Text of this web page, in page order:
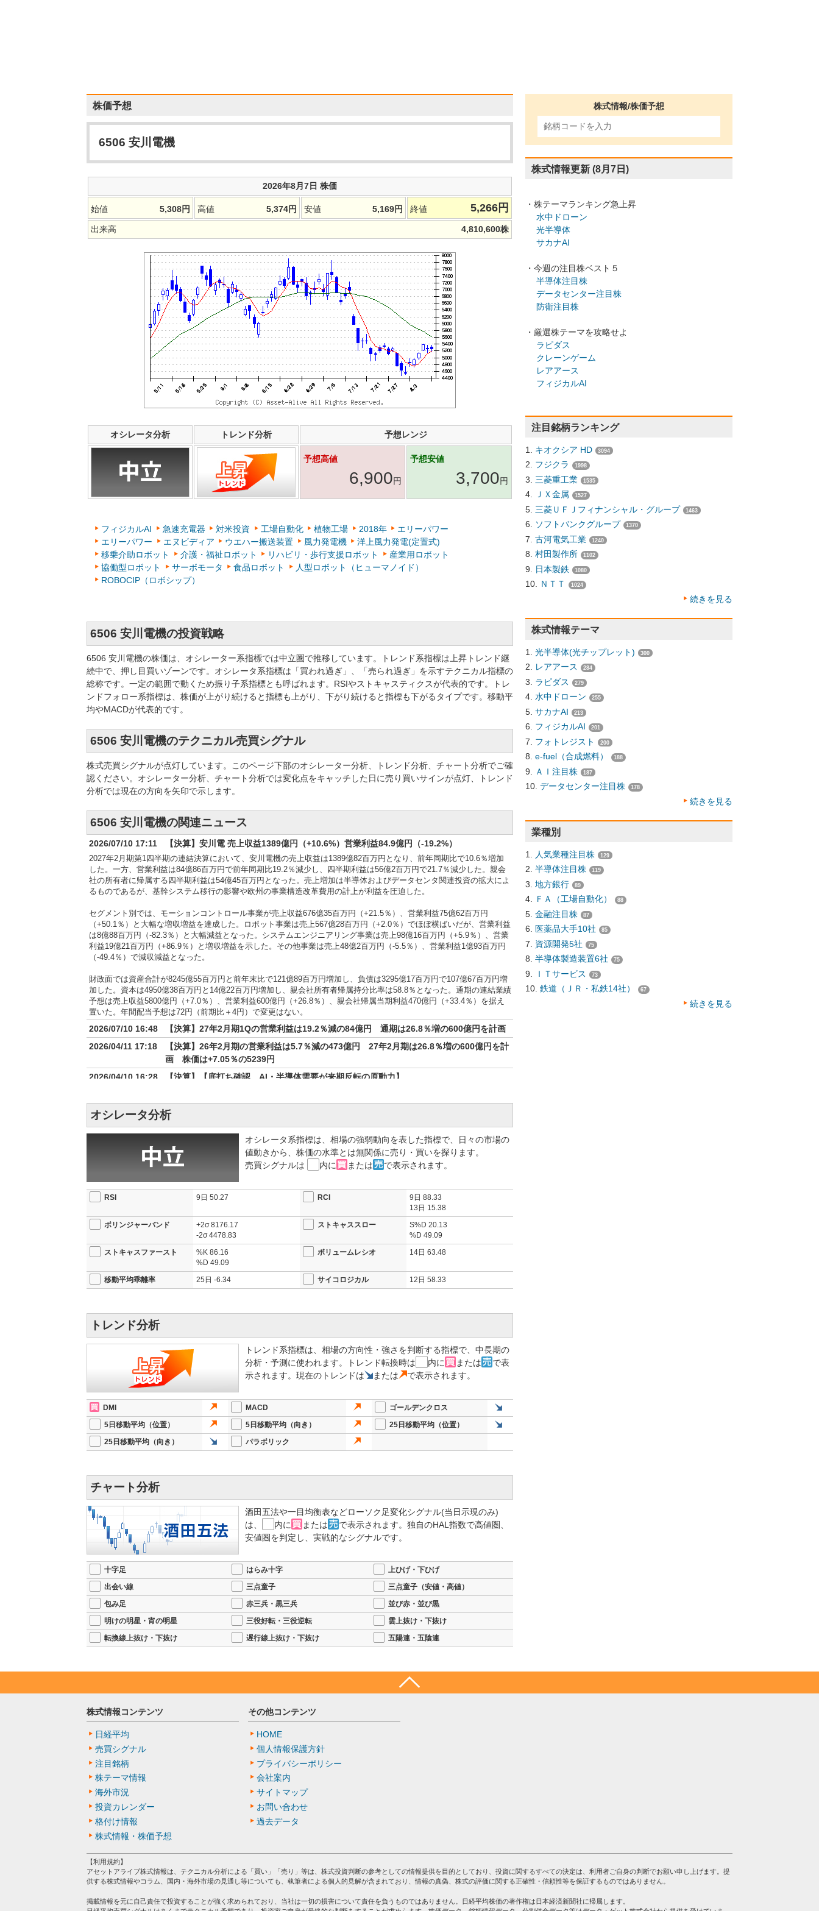
株価予想
6506 安川電機
2026年8月7日 株価
始値 5,308円 高値 5,374円 安値 5,169円 終値 5,266 円
出来高 4,810,600株
オシレータ分析 トレンド分析 予想レンジ
予想高値
6,900円
予想安値
3,700円
フィジカルAI 急速充電器 対米投資 工場自動化 植物工場 2018年
エリーパワー
エリーパワー
エヌビディア ウエハー搬送装置 風力発電機
洋上風力発電(定置式)
移乗介助ロボット
介護・福祉ロボット リハビリ・歩行支援ロボット
産業用ロボット
協働型ロボット
サーボモータ 食品ロボット
人型ロボット（ヒューマノイド）
ROBOCIP（ロボシップ）
6506 安川電機の投資戦略
6506 安川電機の株価は、オシレーター系指標では中立圏で推移しています。トレンド系指標は上昇トレンド継
続中で、押し目買いゾーンです。オシレータ系指標は「買われ過ぎ」、「売られ過ぎ」を示すテクニカル指標の
総称です。一定の範囲で動くため振り子系指標とも呼ばれます。RSIやストキャスティクスが代表的です。トレ
ンドフォロー系指標は、株価が上がり続けると指標も上がり、下がり続けると指標も下がるタイプです。移動平
均やMACDが代表的です。
6506 安川電機のテクニカル売買シグナル
株式売買シグナルが点灯しています。このページ下部のオシレーター分析、トレンド分析、チャート分析でご確
認ください。オシレーター分析、チャート分析では変化点をキャッチした日に売り買いサインが点灯、トレンド
分析では現在の方向を矢印で示します。
6506 安川電機の関連ニュース
2026/07/10 17:11 【決算】安川電 売上収益1389億円（+10.6%）営業利益84.9億円（-19.2%）
2027年2月期第1四半期の連結決算において、安川電機の売上収益は1389億82百万円となり、前年同期比で10.6％増加
した。一方、営業利益は84億86百万円で前年同期比19.2％減少し、四半期利益は56億2百万円で21.7％減少した。親会
社の所有者に帰属する四半期利益は54億45百万円となった。売上増加は半導体およびデータセンタ関連投資の拡大によ
るものであるが、基幹システム移行の影響や欧州の事業構造改革費用の計上が利益を圧迫した。
セグメント別では、モーションコントロール事業が売上収益676億35百万円（+21.5％）、営業利益75億62百万円
（+50.1％）と大幅な増収増益を達成した。ロボット事業は売上567億28百万円（+2.0％）でほぼ横ばいだが、営業利益
は8億88百万円（-82.3％）と大幅減益となった。システムエンジニアリング事業は売上98億16百万円（+5.9％）、営業
利益19億21百万円（+86.9％）と増収増益を示した。その他事業は売上48億2百万円（-5.5％）、営業利益1億93百万円
（-49.4％）で減収減益となった。
財政面では資産合計が8245億55百万円と前年末比で121億89百万円増加し、負債は3295億17百万円で107億67百万円増
加した。資本は4950億38百万円と14億22百万円増加し、親会社所有者帰属持分比率は58.8％となった。通期の連結業績
予想は売上収益5800億円（+7.0％）、営業利益600億円（+26.8％）、親会社帰属当期利益470億円（+33.4％）を据え
置いた。年間配当予想は72円（前期比＋4円）で変更はない。
2026/07/10 16:48
【決算】27年2月期1Qの営業利益は19.2％減の84億円 通期は26.8％増の600億円を計画
2026/04/11 17:18
【決算】26年2月期の営業利益は5.7％減の473億円 27年2月期は26.8％増の600億円を計
画 株価は+7.05％の5239円
2026/04/10 16:28
【決算】【底打ち確認、AI・半導体需要が来期反転の原動力】
（同△5.7%）と2期連続の減益となった。最終利益は前期に計上した関連会社株式売却益の反動もあって352億円と前
期比38%の大幅減益。数字だけ見れば決して明るい内容ではない。市場もこの結果を「想定内」と受け止めつつ、決算
費の増加が利益を圧迫したことが、引き続き重荷として意識されている。
市場が注目したのは翌期の業績予想だ。2027年2月期は売上収益5,800億円（＋7.0%）、営業利益600億円（＋26.8%）
と力強い増収増益計画を示した。AI・半導体関連の旺盛な需要を背景に足元の受注が好調と明記しており、モーション
（前期68円）に増額する方針で、株主還元の改善姿勢も示した。
今期の低迷は前期一時利益の剥落と自動車投資の停滞が主因であり、本業の収益基盤は崩れていない。来期の増益率
26%という予想が達成できるかどうかが、株価が本格回復に向かえるかのカギを握る。AI・半導体というテーマの強さ
が追い風である一方、米国関税政策の不透明感は依然リスク要因として残る。
※本記事は情報提供を目的としており、特定銘柄の売買を推奨するものではありません。投資判断はご自身の責任でお
2026/01/09 17:03
【決算】26年2月期3Qの営業利益は3.3％減の331億円 通期は4.3％減の480億円を計画
2025/12/02 15:47
【注目銘柄】ソフトバンクとフィジカルAI領域での協業に合意 株価は+4.67％の4212円
2025/10/22 16:05
の製造プラットフォームの開発・提供を行う合弁会社セラファを設立 株価は+4.8％の
4561円
2025/10/07 10:52
【注目銘柄】自律型ロボット開発で主導、エヌビディア・富士通と協業へ
（6506）安川電機は、米エヌビディアと富士通と連携し、製造現場でロボットを自律的に動かす人工知能（AI）基盤の
開発に乗り出す。世界的な産業用ロボットのリーディングカンパニーである同社が主導し、両社の先端技術と融合する
ことで実用化を加速する考えだ。自律的に環境を認識し最適行動をとるロボットを生み出し、スマートファクトリー化
や人手不足対応に道を開く。
従来の産業用ロボットは定められたプログラム通りに動作するのが中心だったが、AIを活用することで複雑な現場の変
い。
さらに、ヒト型ロボットを開発するスタートアップの東京ロボティクスを買収した。同社のToroboは、製造業、物流
業、サービス業など、さまざまな分野での活用を想定したヒューマノイドロボット。
最新の2026年2月期第2四半期累計（3〜8月）決算は、売上収益2,602億円（前年同期比0.5％減）、営業利益233億円
（同1.8％増）、純利益182億円（同2.2％増） となった。売上は横ばいながらも、利益はコスト抑制効果で微増を確保
した。
通期業績予想については、従来の「売上収益5,150億円、営業利益430億円、純利益330億円」から、売上収益5,250億
円、営業利益480億円、純利益370億円 へと上方修正した。円安や利益率改善を織り込んだ慎重ながらも前向きな修正
である。
今回の協業は、安川電機が培ってきたロボット分野の知見を軸に、AI分野の世界的リーダーを巻き込みながら新たな産
業標準を打ち立てる試みといえる。製造現場の進化をリードし、国内外での存在感をさらに高める契機となりそうだ。
2025/10/03 16:21
【上方修正】通期営業利益430億円→480億円 上期実績や足元の需要環境などを考慮 株
ＡＩに続く投資テーマとして、産業用ロボットへの注目が高まる中、（6506）安川電機はその中核を担う企業の一つ
小幅減収ながら営業利益は増加した。生産稼働率の改善や内製化の推進が収益性向上に寄与した。
需要面では、中国や韓国の自動車分野で大型案件が進行し、国内の一般産業向けも底堅い。特にEV関連や半導体製造
装置向けでは、溶接・搬送など多様な工程に対応可能な「Motoman」シリーズが好調だ。海外展開も順調で、欧州やア
ジア市場でのシェア拡大を視野に入れている。
通期の業績見通しは、売上収益を5,500億円から5,150億円へ、営業利益を600億円から430億円へと下方修正した。米国
の関税政策など外部要因が影響しているが、ロボット事業自体は増益基調を維持しており、中長期の成長余地は大き
い。
など高成長市場への提案を強化している。また、i3-Mechatronicsコンセプトに基づき、工場全体の生産効率向上や品質
安定化を実現するソリューションを拡充している。
を武器に、長期的な成長シナリオを描ける状況にある。
オシレータ分析
オシレータ系指標は、相場の強弱動向を表した指標で、日々の市場の
値動きから、株価の水準とは無関係に売り・買いを探ります。
売買シグナルは
内に または で表示されます。
RSI 9日 50.27 RCI 9日 88.33
13日 15.38
ボリンジャーバンド
+2σ8176.17
-2σ4478.83
ストキャススロー S%D 20.13
%D 49.09
ストキャスファースト
%K 86.16
%D 49.09
ボリュームレシオ 14日 63.48
移動平均乖離率 25日 -6.34 サイコロジカル 12日 58.33
トレンド分析
トレンド系指標は、相場の方向性・強さを判断する指標で、中長期の
分析・予測に使われます。トレンド転換時は
内に または
で表
示されます。現在のトレンドは
または で表示されます。
DMI MACD
ゴールデンクロス
5日移動平均（位置）
5日移動平均（向き）
25日移動平均（位置）
25日移動平均（向き）
パラボリック
チャート分析
酒田五法や一目均衡表などローソク足変化シグナル(当日示現のみ)
は、
内に または
で表示されます。独自のHAL指数で高値圏、
安値圏を判定し、実戦的なシグナルです。
十字足 はらみ十字
上ひげ・下ひげ
出会い線
三点童子
三点童子（安値・高値）
包み足
赤三兵・黒三兵
並び赤・並び黒
明けの明星・宵の明星
三役好転・三役逆転
雲上抜け・下抜け
転換線上抜け・下抜け
遅行線上抜け・下抜け 五陽連・五陰連
株式情報/株価予想
株式情報更新 (8月7日)
・株テーマランキング急上昇
水中ドローン
光半導体
サカナAI
・今週の注目株ベスト５
半導体注目株
データセンター注目株
防衛注目株
・厳選株テーマを攻略せよ
ラピダス
クレーンゲーム
レアアース
フィジカルAI
注目銘柄ランキング
キオクシア HD 3094
フジクラ 1998
三菱重工業 1535
ＪＸ金属 1527
三菱ＵＦＪフィナンシャル・グループ 1463
ソフトバンクグループ 1370
古河電気工業 1240
村田製作所 1102
日本製鉄 1080
ＮＴＴ 1024
続きを見る
株式情報テーマ
光半導体(光チップレット) 300
レアアース 284
ラピダス 279
水中ドローン 255
サカナAI 213
フィジカルAI 201
フォトレジスト 200
e-fuel（合成燃料） 188
ＡＩ注目株 187
データセンター注目株 178
続きを見る
業種別
人気業種注目株 129
半導体注目株 119
地方銀行 89
ＦＡ（工場自動化） 88
金融注目株 87
医薬品大手10社 85
資源開発5社 75
半導体製造装置6社 75
ＩＴサービス 73
鉄道（ＪＲ・私鉄14社） 67
続きを見る
株式情報コンテンツ
日経平均
売買シグナル
注目銘柄
株テーマ情報
海外市況
投資カレンダー
格付け情報
株式情報・株価予想
その他コンテンツ
HOME
個人情報保護方針
プライバシーポリシー
会社案内
サイトマップ
お問い合わせ
過去データ
【利用規約】
アセットアライブ株式情報は、テクニカル分析による「買い」「売り」等は、株式投資判断の参考としての情報提供を目的としており、投資に関するすべての決定は、利用者ご自身の判断でお願い申し上げます。提
供する株式情報やコラム、国内・海外市場の見通し等についても、執筆者による個人的見解が含まれており、情報の真偽、株式の評価に関する正確性・信頼性等を保証するものではありません。
掲載情報を元に自己責任で投資することが強く求められており、当社は一切の損害について責任を負うものではありません。日経平均株価の著作権は日本経済新聞社に帰属します。